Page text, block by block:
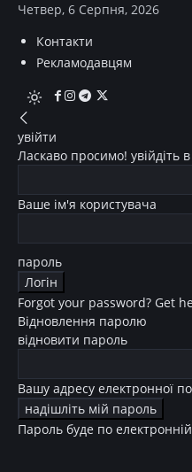
Четвер, 6 Серпня, 2026
Контакти
Рекламодавцям
увійти
Ласкаво просимо! увійдіть в
Ваше ім'я користувача
пароль
Forgot your password? Get
Відновлення паролю
відновити пароль
Вашу адресу електронної
Пароль буде по